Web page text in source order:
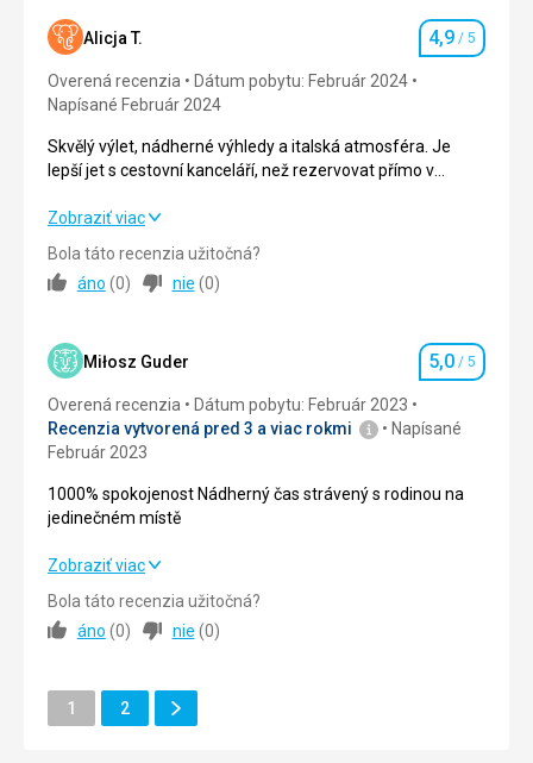
Služby 5,0/ 5
Cena
Alicja T. Hodnotenie
4,9 / 5
Overená recenzia
Dátum pobytu: Február 2024
Napísané Február 2024
Skvělý výlet, nádherné výhledy a italská atmosféra. Je
lepší jet s cestovní kanceláří, než rezervovat přímo v
Skvělý výlet, nádherné výhledy a italská atmosféra. Je
hotelu, protože je to levnější.
Ubytovanie 4,0/ 5
Okolie
Služby
Cena 5,0/ 5
Pláž
nelze použít
Strava
Ubytovanie
Postele byly pohodlné, čisté, ložní prádlo se měnilo
Zobraziť viac
Bola táto recenzia užitočná?
áno (0) nie (0)
Miłosz Guder Hodnotenie
5,0 / 5
Overená recenzia
Dátum pobytu: Február 2023
Recenzia vytvorená pred 3 a viac rokmi
Napísané
Február 2023
1000% spokojenost Nádherný čas strávený s rodinou na
jedinečném místě
1000% spokojenost Nádherný čas strávený s rodinou na
Strava
Služby
Zobraziť viac
Bola táto recenzia užitočná?
áno (0) nie (0)
Stránka
1 Stránka
2
Ďalšie
Stránka